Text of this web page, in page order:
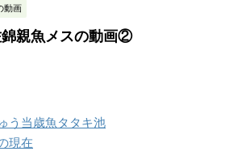
動画
親魚メスの動画②
う当歳魚タタキ池
現在